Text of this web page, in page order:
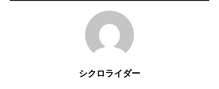
シクロライダー